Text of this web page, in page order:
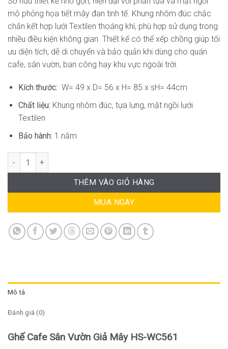
mô phỏng họa tiết mây đan tinh tế. Khung nhôm đúc chắc
chắn kết hợp lưới Textilen thoáng khí, phù hợp sử dụng trong
nhiều điều kiện không gian. Thiết kế có thể xếp chồng giúp tối
ưu diện tích, dễ di chuyển và bảo quản khi dùng cho quán
cafe, sân vườn, ban công hay khu vực ngoài trời.
Kích thước: W= 49 x D= 56 x H= 85 x sH= 44cm
Chất liệu: Khung nhôm đúc, tựa lưng, mặt ngồi lưới
Textilen
Bảo hành: 1 năm
Ghế Cafe Sân Vườn Giả Mây HS-WC561 số lượng
THÊM VÀO GIỎ HÀNG
MUA NGAY
Mô tả
Đánh giá (0)
Ghế Cafe Sân Vườn Giả Mây HS-WC561